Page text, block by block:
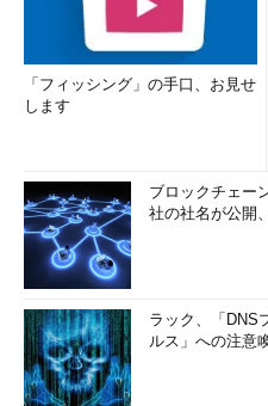
「フィッシング」の手口、お見せ
します
ブロックチェー
社の社名が公開
ラック、「DNS
ルス」への注意